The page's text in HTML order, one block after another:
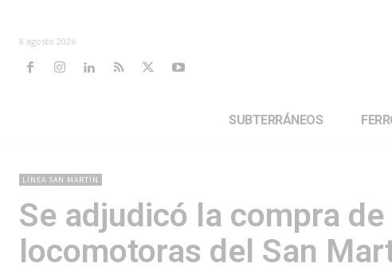
8 agosto 2026
SUBTERRÁNEOS
LÍNEA SAN MARTÍN
Se adjudicó la compra
locomotoras del San